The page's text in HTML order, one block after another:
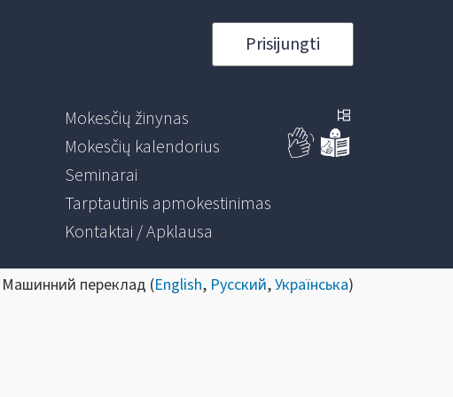
Prisijungti
Mokesčių žinynas
Mokesčių kalendorius
Seminarai
Tarptautinis apmokestinimas
Kontaktai / Apklausa
переклад (English, Русский,Українська)